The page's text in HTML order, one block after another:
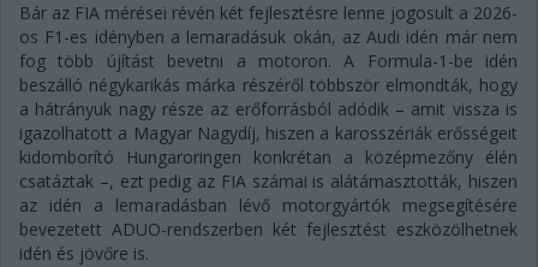
Bár az FIA mérései révén két fejlesztésre lenne jogosult a 2026-
os F1-es idényben a lemaradásuk okán, az Audi idén már nem
fog több újítást bevetni a motoron. A Formula-1-be idén
beszálló négykarikás márka részéről többször elmondták, hogy
a hátrányuk nagy része az erőforrásból adódik – amit vissza is
igazolhatott a Magyar Nagydíj, hiszen a karosszériák erősségeit
kidomborító Hungaroringen konkrétan a középmezőny élén
csatáztak –, ezt pedig az FIA számai is alátámasztották, hiszen
az idén a lemaradásban lévő motorgyártók megsegítésére
bevezetett ADUO-rendszerben két fejlesztést eszközölhetnek
idén és jövőre is.